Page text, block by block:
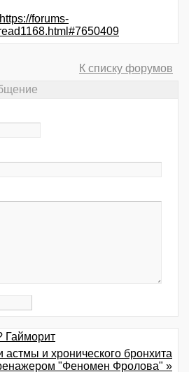
https://forums-
К списку форумов
Гайморит
и хронического бронхита
"Феномен Фролова" »